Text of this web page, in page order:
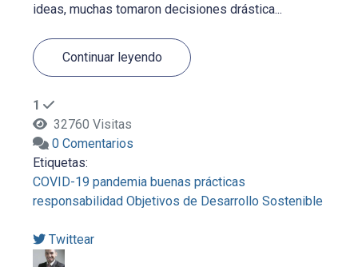
ideas, muchas tomaron decisiones drástica...
Continuar leyendo
1
32760 Visitas
0 Comentarios
Etiquetas:
COVID-19 pandemia buenas prácticas
responsabilidad Objetivos de Desarrollo Sostenible
Twittear